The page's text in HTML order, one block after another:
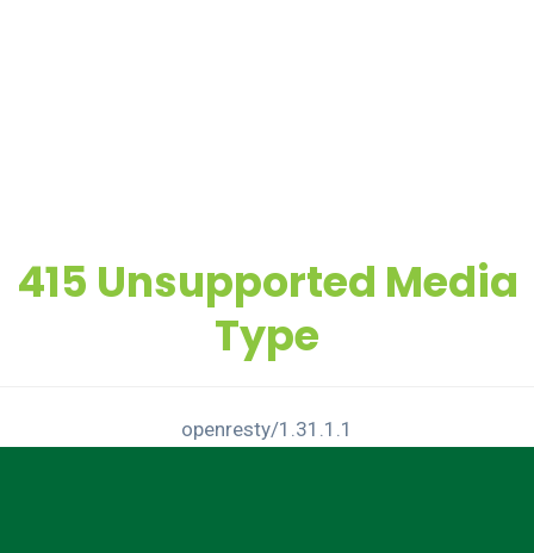
415 Unsupported Media
Type
openresty/1.31.1.1